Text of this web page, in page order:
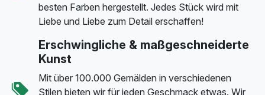
besten Farben hergestellt. Jedes Stück wird mit
Liebe und Liebe zum Detail erschaffen!
Erschwingliche & maßgeschneiderte
Kunst
Mit über 100.000 Gemälden in verschiedenen
Stilen bieten wir für jeden Geschmack etwas. Wir